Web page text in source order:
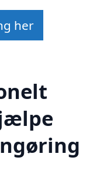
her